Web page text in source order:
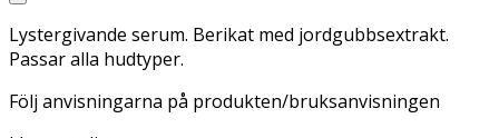
Lystergivande serum. Berikat med jordgubbsextrakt.
Passar alla hudtyper.
Följ anvisningarna på produkten/bruksanvisningen